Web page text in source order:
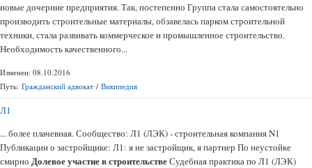
новые дочерние предприятия. Так, постепенно Группа стала самостоятельно
производить строительные материалы, обзавелась парком строительной
техники, стала развивать коммерческое и промышленное строительство.
Необходимость качественного...
Изменен: 08.10.2016
Путь: Гражданский адвокат / Википедия
Л1
... более плачевная. Сообщество: Л1 (ЛЭК) - строительная компания N1
Публикации о застройщике: Л1: я не застройщик, я партнер По неустойке
смирно Долевое участие в строительствеСудебная практика по Л1 (ЛЭК)